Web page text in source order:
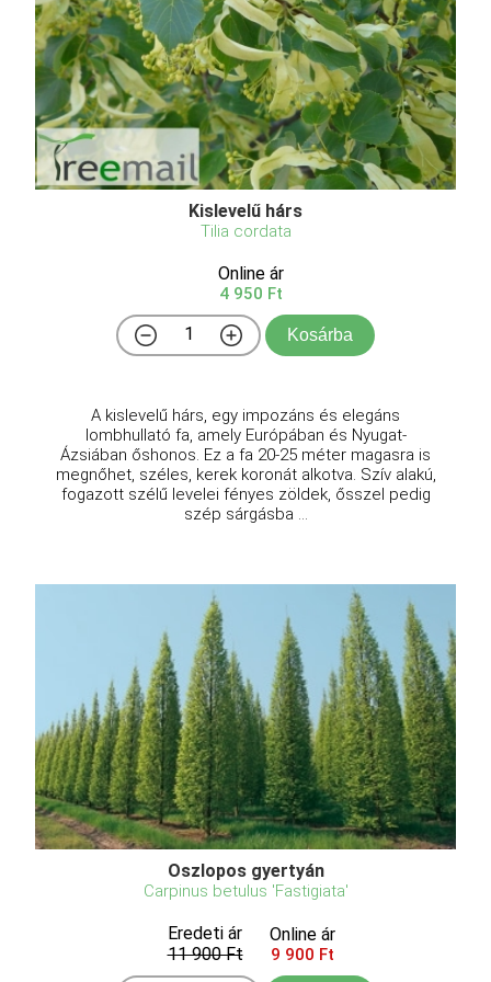
Kislevelű hárs
Tilia cordata
Online ár
4 950 Ft
Kosárba
A kislevelű hárs, egy impozáns és elegáns
lombhullató fa, amely Európában és Nyugat-
Ázsiában őshonos. Ez a fa 20-25 méter magasra is
megnőhet, széles, kerek koronát alkotva. Szív alakú,
fogazott szélű levelei fényes zöldek, ősszel pedig
szép sárgásba ...
Oszlopos gyertyán
Carpinus betulus 'Fastigiata'
Eredeti ár
11 900 Ft
Online ár
9 900 Ft